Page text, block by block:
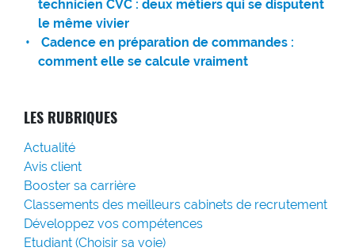
technicien CVC : deux métiers qui se disputent
le même vivier
Cadence en préparation de commandes :
comment elle se calcule vraiment
LES RUBRIQUES
Actualité
Avis client
Booster sa carrière
Classements des meilleurs cabinets de recrutement
Développez vos compétences
Etudiant (Choisir sa voie)